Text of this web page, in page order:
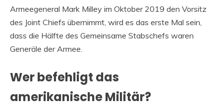
Armeegeneral Mark Milley im Oktober 2019 den Vorsitz
des Joint Chiefs übernimmt, wird es das erste Mal sein,
dass die Hälfte des Gemeinsame Stabschefs waren
Generäle der Armee.
Wer befehligt das
amerikanische Militär?